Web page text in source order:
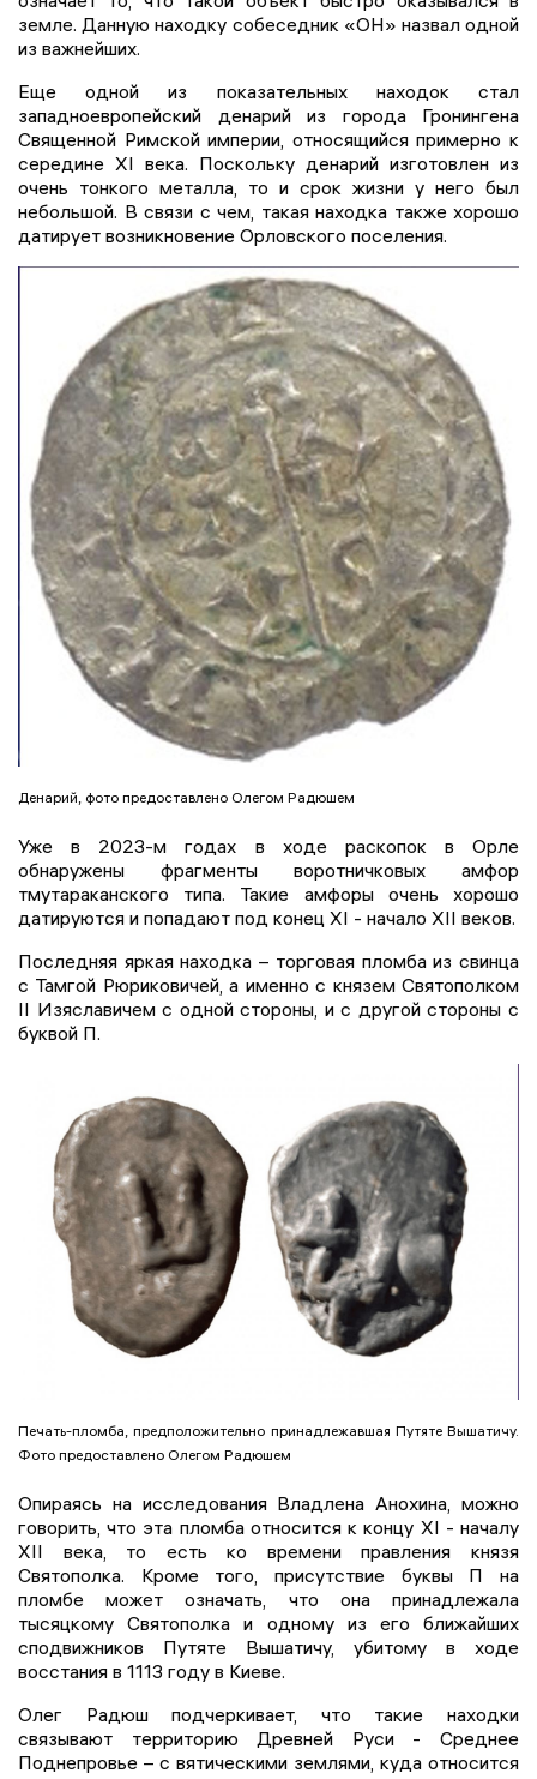
земле. Данную находку собеседник «ОН» назвал одной
из важнейших.
Еще одной из показательных находок стал
западноевропейский денарий из города Гронингена
Священной Римской империи, относящийся примерно к
середине XI века. Поскольку денарий изготовлен из
очень тонкого металла, то и срок жизни у него был
небольшой. В связи с чем, такая находка также хорошо
датирует возникновение Орловского поселения.
Денарий, фото предоставлено Олегом Радюшем
Уже в 2023-м годах в ходе раскопок в Орле
обнаружены фрагменты воротничковых амфор
тмутараканского типа. Такие амфоры очень хорошо
датируются и попадают под конец XI - начало XII веков.
Последняя яркая находка – торговая пломба из свинца
с Тамгой Рюриковичей, а именно с князем Святополком
II Изяславичем с одной стороны, и с другой стороны с
буквой П.
Печать-пломба, предположительно принадлежавшая Путяте Вышатичу.
Фото предоставлено Олегом Радюшем
Опираясь на исследования Владлена Анохина, можно
говорить, что эта пломба относится к концу XI - началу
XII века, то есть ко времени правления князя
Святополка. Кроме того, присутствие буквы П на
пломбе может означать, что она принадлежала
тысяцкому Святополка и одному из его ближайших
сподвижников Путяте Вышатичу, убитому в ходе
восстания в 1113 году в Киеве.
Олег Радюш подчеркивает, что такие находки
связывают территорию Древней Руси - Среднее
Поднепровье – с вятическими землями, куда относится